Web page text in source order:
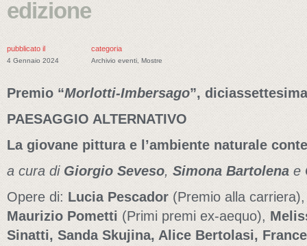
edizione
pubblicato il
4 Gennaio 2024
categoria
Archivio eventi Mostre
Premio “Morlotti-Imbersago”,
PAESAGGIO ALTERNATIVO
La giovane pittura e l’ambiente naturale
a cura di Giorgio Seveso, Simona Bartolena e
Opere di: Lucia Pescador (Premio alla
Maurizio Pometti (Primi premi ex-aequo),
Sinatti, Sanda Skujina, Alice Bertolasi,